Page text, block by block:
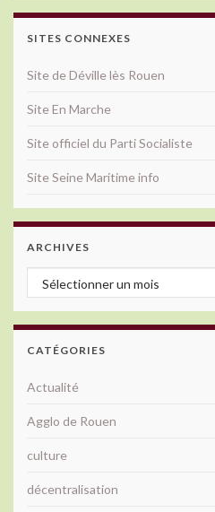
SITES CONNEXES
Site de Déville lès Rouen
Site En Marche
Site officiel du Parti Socialiste
Site Seine Maritime info
ARCHIVES
Archives
CATÉGORIES
Actualité
Agglo de Rouen
culture
décentralisation